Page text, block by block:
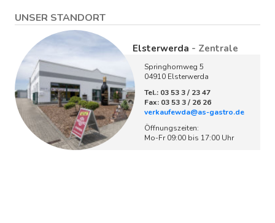
UNSER STANDORT
Elsterwerda - Zentrale
Springhornweg 5
04910 Elsterwerda
Tel.: 03 53 3 / 23 47
Fax: 03 53 3 / 26 26
verkaufewda@as-gastro.de
Öffnungszeiten:
Mo-Fr 09:00 bis 17:00 Uhr